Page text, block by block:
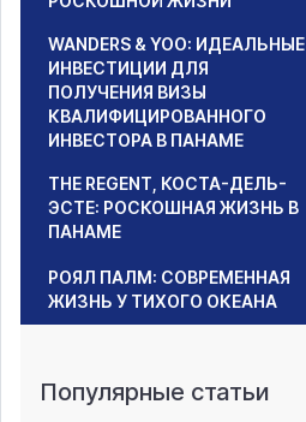
WANDERS & YOO: ИДЕАЛЬНЫЕ
ИНВЕСТИЦИИ ДЛЯ
ПОЛУЧЕНИЯ ВИЗЫ
КВАЛИФИЦИРОВАННОГО
ИНВЕСТОРА В ПАНАМЕ
THE REGENT, КОСТА-ДЕЛЬ-
ЭСТЕ: РОСКОШНАЯ ЖИЗНЬ В
ПАНАМЕ
РОЯЛ ПАЛМ: СОВРЕМЕННАЯ
ЖИЗНЬ У ТИХОГО ОКЕАНА
Популярные статьи